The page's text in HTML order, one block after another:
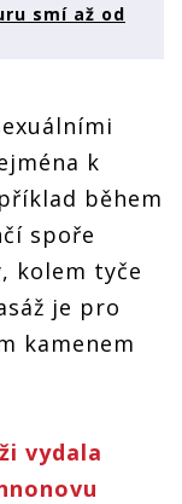
smí až od
k
během
spoře
kolem tyče
je pro
kamenem
vydala